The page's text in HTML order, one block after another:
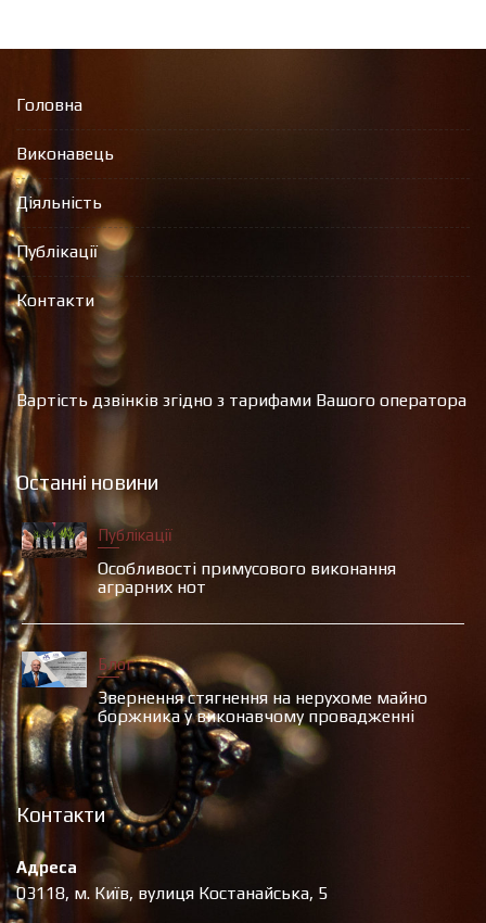
Головна
Виконавець
Діяльність
Публікації
Контакти
Вартість дзвінків згідно з тарифами Вашого оператора
Останні новини
Публікації
Особливості примусового виконання
аграрних нот
Блог
Звернення стягнення на нерухоме майно
боржника у виконавчому провадженні
Контакти
Адреса
03118, м. Київ, вулиця Костанайська, 5